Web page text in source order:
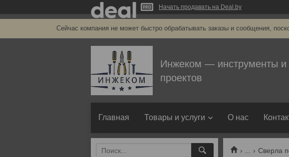
Начать продавать на Deal.by
Сейчас компания не может быстро обрабатывать заказы и сообщения,
Инжеком — инструменты
проектов
Главная Товары и услуги О нас
Сверла